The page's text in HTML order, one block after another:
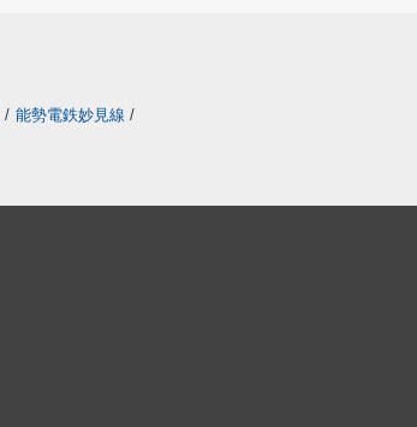
/ 能勢電鉄妙見線 /